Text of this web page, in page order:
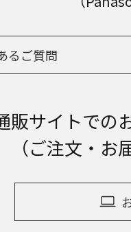
るご質問
販サイトでの
（ご注文・お